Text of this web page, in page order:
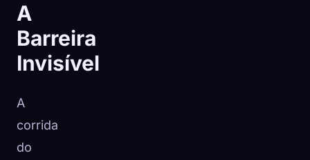
A
Barreira
Invisível
A
corrida
do
🧬